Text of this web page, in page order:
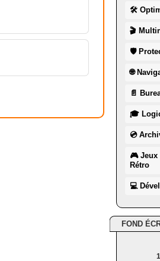
🛠
🎬
🛡
🌐
📄
🎓
💿
🎮 Jeux
Rétro
💻
FOND